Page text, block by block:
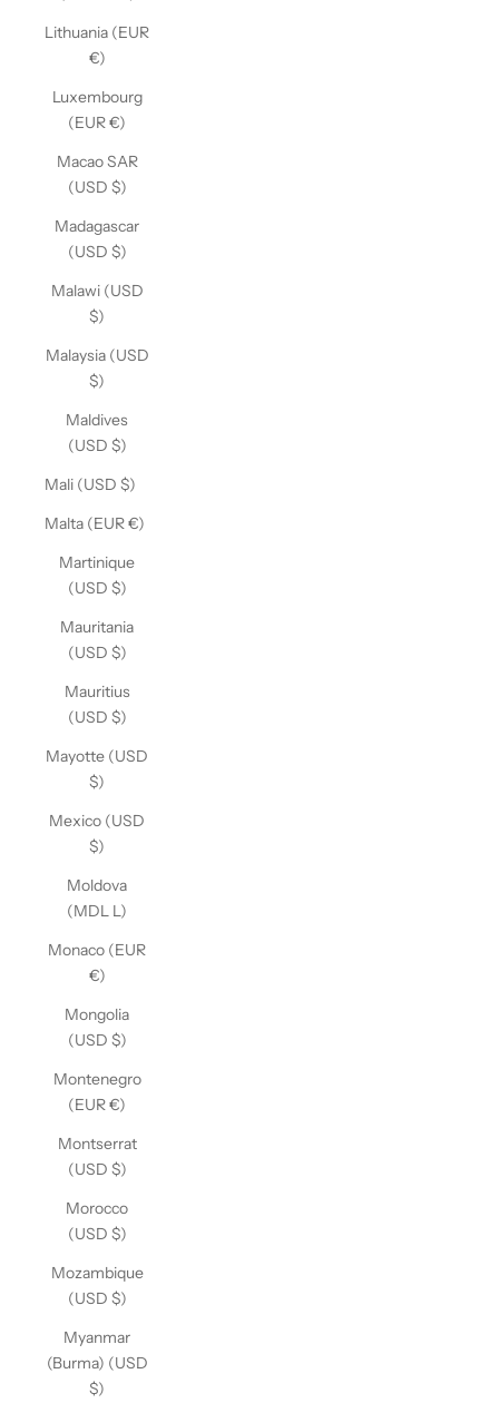
Lithuania (EUR
€)
Luxembourg
(EUR €)
Macao SAR
(USD $)
Madagascar
(USD $)
Malawi (USD
$)
Malaysia (USD
$)
Maldives
(USD $)
Mali (USD $)
Malta (EUR €)
Martinique
(USD $)
Mauritania
(USD $)
Mauritius
(USD $)
Mayotte (USD
$)
Mexico (USD
$)
Moldova
(MDL L)
Monaco (EUR
€)
Mongolia
(USD $)
Montenegro
(EUR €)
Montserrat
(USD $)
Morocco
(USD $)
Mozambique
(USD $)
Myanmar
(Burma) (USD
$)